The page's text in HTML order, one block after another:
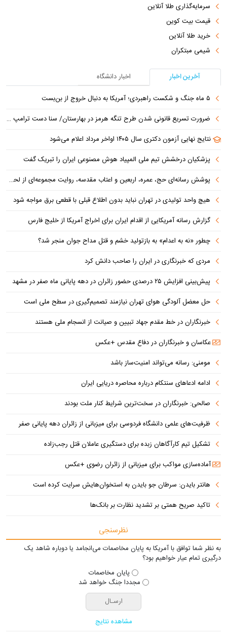
سرمایه‌گذاری طلا آنلاین
قیمت بیت کوین
خرید طلا آنلاین
شیمی مبتکران
آخرین اخبار
اخبار دانشگاه
۵ ماه جنگ و شکست راهبردی؛ آمریکا به دنبال خروج از بن‌بست
ضرورت تسریع قانونی شدن طرح تنگه هرمز در بهارستان/ سنا دست ترامپ را برای اعمال فشار به ایران بازتر کرد
نتایج نهایی آزمون دکتری سال ۱۴۰۵ اواخر مرداد اعلام می‌شود
پزشکیان درخشش تیم ملی المپیاد هوش مصنوعی ایران را تبریک گفت
پوشش رسانه‌ای حج، عمره، اربعین و اعتاب مقدسه، روایت مجموعه‌ای از لحظه‌هاست
هیچ واحد تولیدی در تهران نباید بدون اطلاع قبلی با قطعی برق مواجه شود
گزارش رسانه آمریکایی از اقدام ایران برای اخراج آمریکا از خلیج فارس
چطور «نه به اعدام» به بازتولید خشم و قتل مداح جوان منجر شد؟
مردی که خبرنگاری در ایران را صاحب دانش کرد
پیش‌بینی افزایش ۲۵ درصدی حضور زائران در دهه پایانی ماه صفر در مشهد
حل معضل آلودگی هوای تهران نیازمند تصمیم‌گیری در سطح ملی است
خبرنگاران در خط مقدم جهاد تبیین و صیانت از انسجام ملی هستند
عکاسان و خبرنگاران در دفاع مقدس +عکس
مومنی: رسانه می‌تواند امنیت‌ساز باشد
ادامه ادعاهای سنتکام درباره محاصره دریایی ایران
صالحی: خبرنگاران در سخت‌ترین شرایط کنار ملت بودند
ظرفیت‌های علمی دانشگاه فردوسی برای میزبانی از زائران دهه پایانی صفر
تشکیل تیم کارآگاهان زبده برای دستگیری عاملان قتل رجب‌زاده
آماده‌سازی مواکب برای میزبانی از زائران رضوی +عکس
هانتر بایدن: سرطان جو بایدن به استخوان‌هایش سرایت کرده است
تاکید صریح همتی بر تشدید نظارت بر بانک‌ها
نظرسنجی
به نظر شما توافق با آمریکا به پایان مخاصمات می‌انجامد یا دوباره شاهد یک
درگیری تمام عیار خواهیم بود؟
پایان مخاصمات
مجددا جنگ خواهد شد
مشاهده نتایج